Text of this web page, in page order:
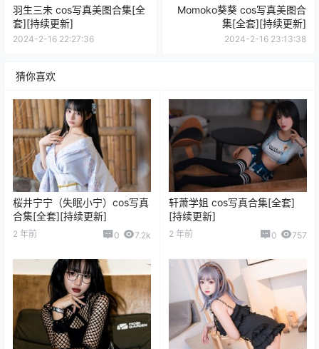
羽生三未 cos写真美图合集[全
套][持续更新]
2024-2-16 22:27:36
Momoko葵葵 cos写真美图合
集[全套][持续更新]
2024-2-16 23:13:38
猜你喜欢
桜井宁宁（失眠小宁）cos写真
合集[全套][持续更新]
2 年前 0 7.2k
轩萧学姐 cos写真合集[全套]
[持续更新]
2 年前 0 757